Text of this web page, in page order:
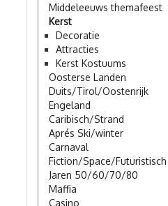
Middeleeuws themafeest
Kerst
Decoratie
Attracties
Kerst Kostuums
Oosterse Landen
Duits/Tirol/Oostenrijk
Engeland
Caribisch/Strand
Aprés Ski/winter
Carnaval
Fiction/Space/Futuristisch
Jaren 50/60/70/80
Maffia
Casino